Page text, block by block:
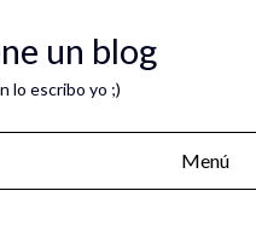
un blog
lo escribo yo ;)
Menú